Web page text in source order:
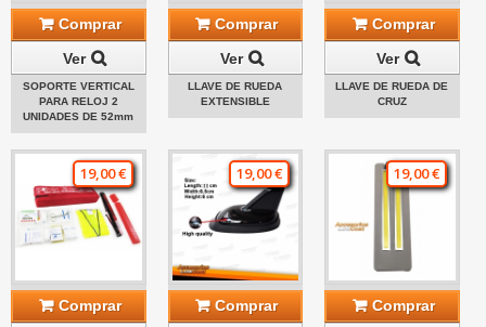
Comprar
Ver
SOPORTE VERTICAL
PARA RELOJ 2
UNIDADES DE 52mm
Comprar
Ver
LLAVE DE RUEDA
EXTENSIBLE
Comprar
Ver
LLAVE DE RUEDA DE
CRUZ
19,00 €
Comprar
19,00 €
Comprar
19,00 €
Comprar